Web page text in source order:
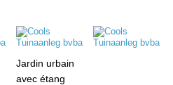
Jardin urbain
avec étang